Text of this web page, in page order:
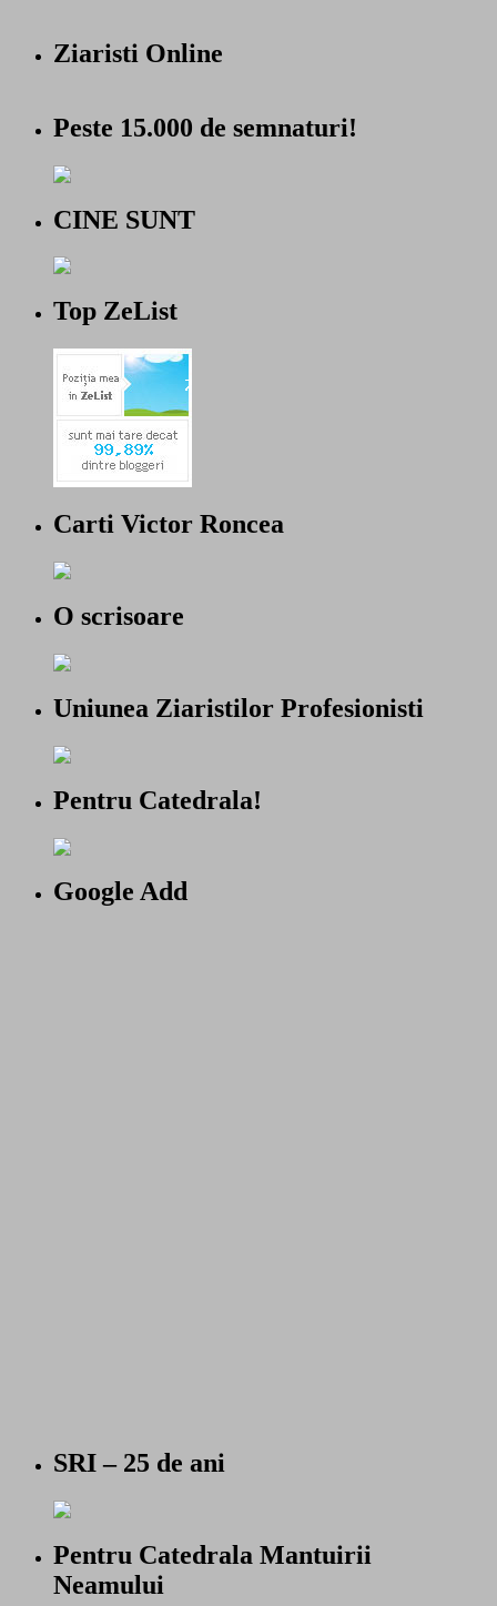
Ziaristi Online
Peste 15.000 de semnaturi!
CINE SUNT
Top ZeList
Carti Victor Roncea
O scrisoare
Uniunea Ziaristilor Profesionisti
Pentru Catedrala!
Google Add
SRI – 25 de ani
Pentru Catedrala Mantuirii
Neamului